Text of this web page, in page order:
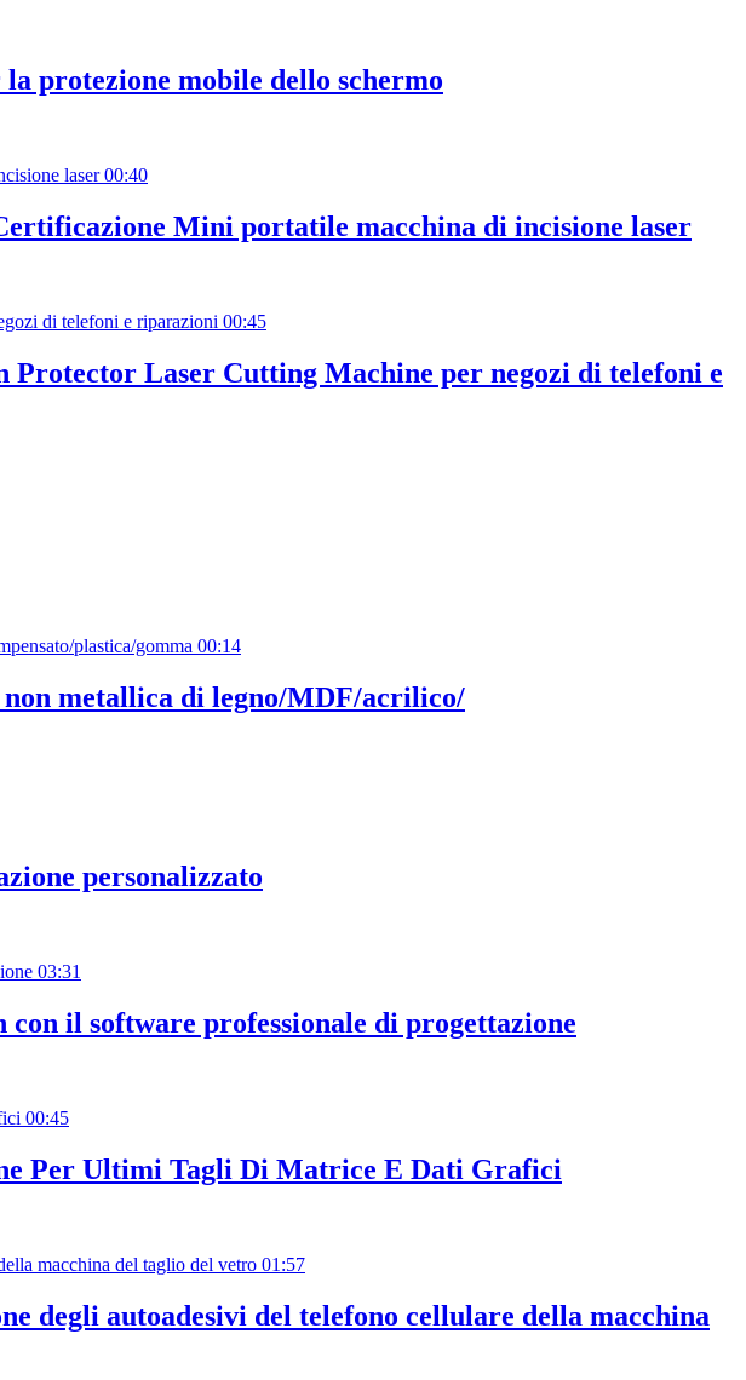
protezione mobile dello schermo
00:40
Mini portatile macchina di incisione laser
00:45
Protector Laser Cutting Machine per negozi di telefoni e
00:14
metallica di legno/MDF/acrilico/
personalizzato
03:31
il software professionale di progettazione
00:45
Per Ultimi Tagli Di Matrice E Dati Grafici
01:57
degli autoadesivi del telefono cellulare della macchina